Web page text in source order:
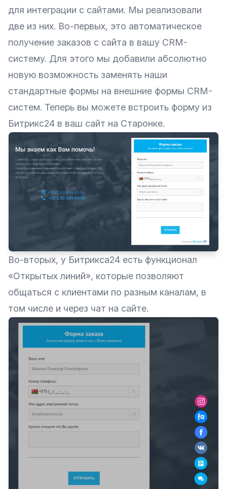
для интеграции с сайтами. Мы реализовали
две из них. Во-первых, это автоматическое
получение заказов с сайта в вашу CRM-
систему. Для этого мы добавили абсолютно
новую возможность заменять наши
стандартные формы на внешние формы CRM-
систем. Теперь вы можете встроить форму из
Битрикс24 в ваш сайт на Старонке.
Во-вторых, у Битрикса24 есть функционал
«Открытых линий», которые позволяют
общаться с клиентами по разным каналам, в
том числе и через чат на сайте.